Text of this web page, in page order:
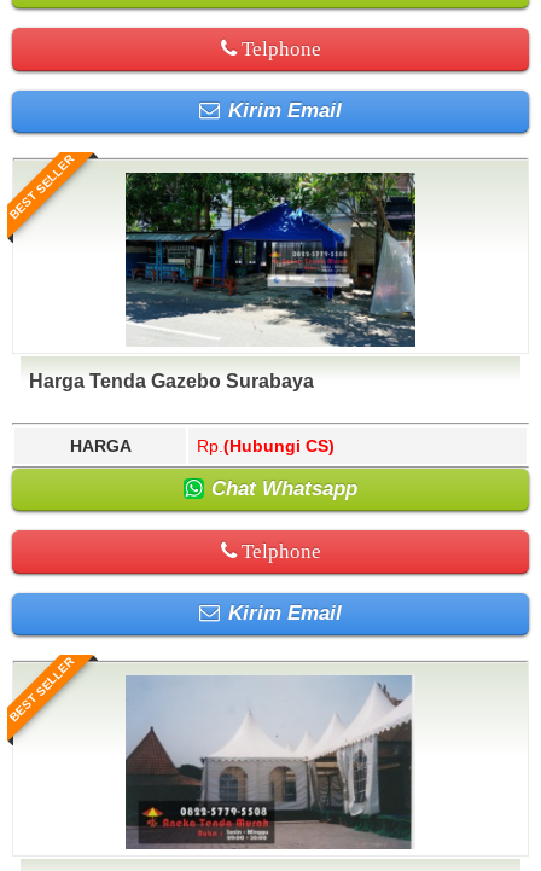
Telphone
Kirim Email
BEST SELLER
Harga Tenda Gazebo Surabaya
HARGA Rp. (Hubungi CS)
Chat Whatsapp
Telphone
Kirim Email
BEST SELLER